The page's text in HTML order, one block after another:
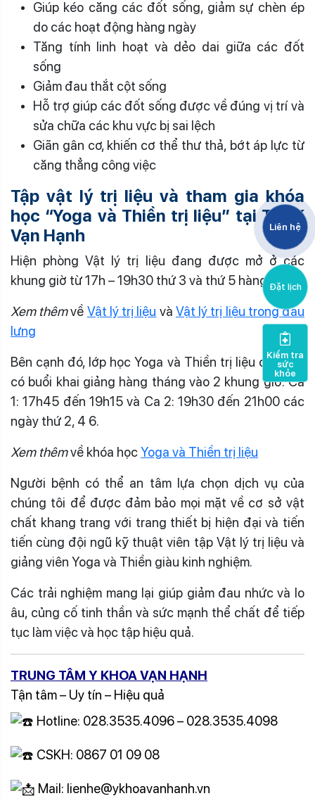
Giúp kéo căng các đốt sống, giảm sự chèn ép
do các hoạt động hàng ngày
Tăng tính linh hoạt và dẻo dai giữa các đốt
sống
Giảm đau thắt cột sống
Hỗ trợ giúp các đốt sống được về đúng vị trí và
sửa chữa các khu vực bị sai lệch
Giãn gân cơ, khiến cơ thể thư thả, bớt áp lực từ
căng thẳng công việc
Tập vật lý trị liệu và tham gia khóa
học “Yoga và Thiền trị liệu” tại TTYK
Vạn Hạnh
Hiện phòng Vật lý trị liệu đang được mở ở các
khung giờ từ 17h – 19h30 thứ 3 và thứ 5 hàng tuần.
Xem thêmvề Vật lý trị liệu và Vật lý trị liệu trong đau
lưng
Bên cạnh đó, lớp học Yoga và Thiền trị liệu cũng sẽ
có buổi khai giảng hàng tháng vào 2 khung giờ: Ca
1: 17h45 đến 19h15 và Ca 2: 19h30 đến 21h00 các
ngày thứ 2, 4 6.
Xem thêmvề khóa họcYoga và Thiền trị liệu
Người bệnh có thể an tâm lựa chọn dịch vụ của
chúng tôi để được đảm bảo mọi mặt về cơ sở vật
chất khang trang với trang thiết bị hiện đại và tiến
tiến cùng đội ngũ kỹ thuật viên tập Vật lý trị liệu và
giảng viên Yoga và Thiền giàu kinh nghiệm.
Các trải nghiệm mang lại giúp giảm đau nhức và lo
âu, củng cố tinh thần và sức mạnh thể chất để tiếp
tục làm việc và học tập hiệu quả.
TRUNG TÂM Y KHOA VẠN HẠNH
Tận tâm – Uy tín – Hiệu quả
Hotline: 028.3535.4096 – 028.3535.4098
CSKH: 0867 01 09 08
Mail: lienhe@ykhoavanhanh.vn
Liên hệ
Đặt lịch
Kiểm tra
sức
khỏe